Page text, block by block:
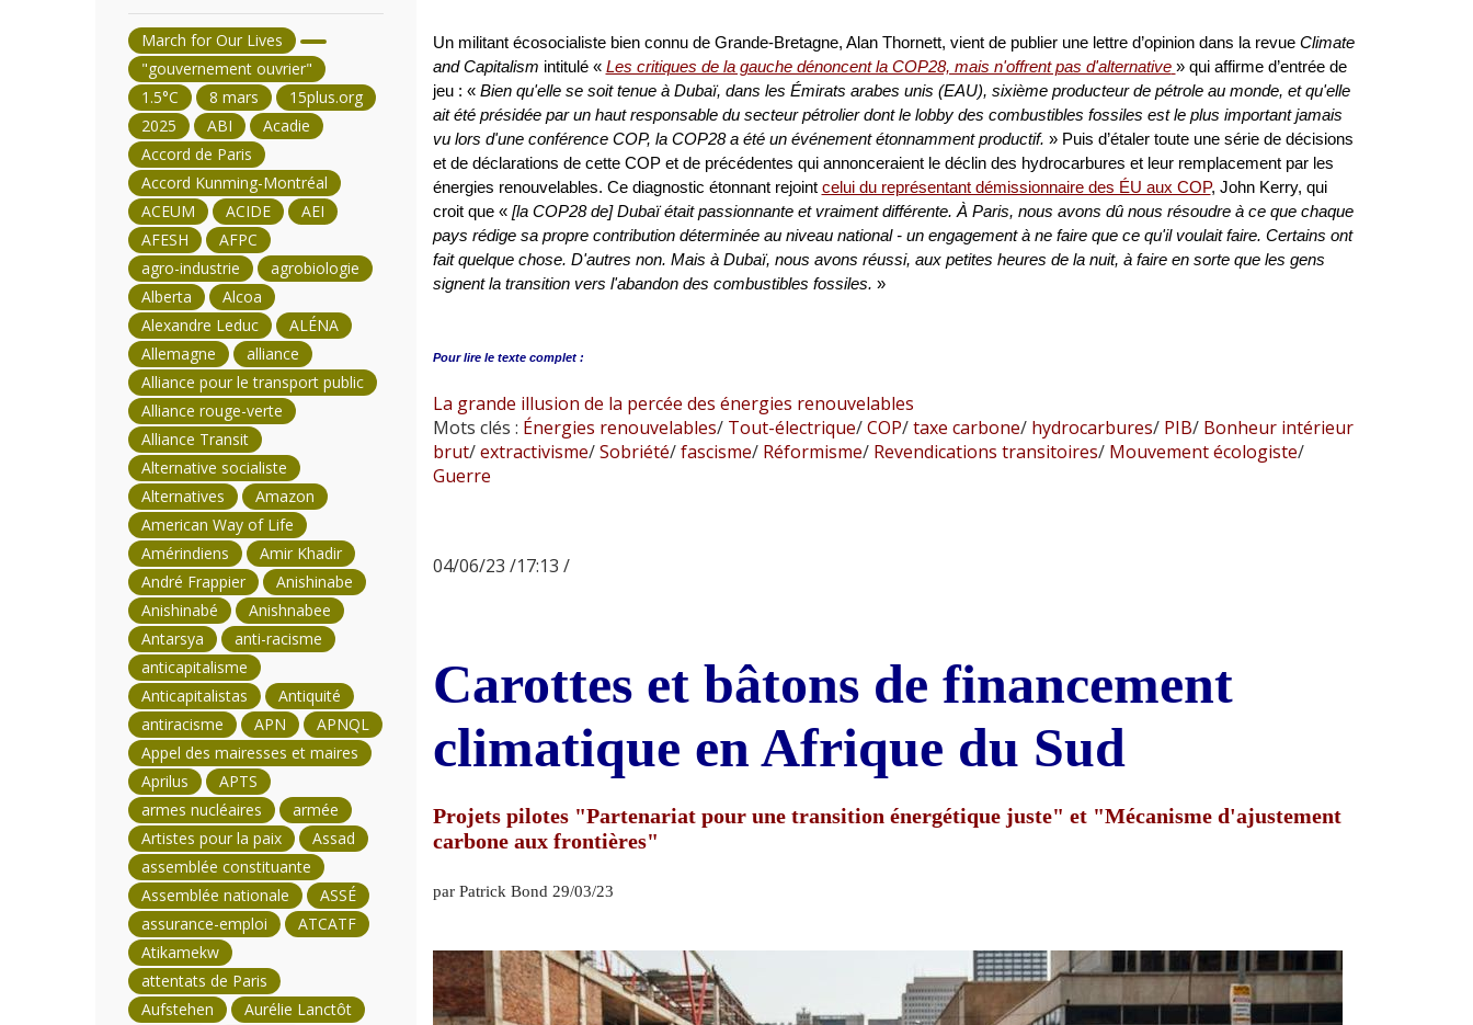
Un militant écosocialiste bien connu de Grande-Bretagne, Alan Thornett, vient de publier une lettre d’opinion dans la revue Climate
and Capitalism intitulé « Les critiques de la gauche dénoncent la COP28, mais n'offrent pas d'alternative » qui affirme d’entrée de
jeu : « Bien qu'elle se soit tenue à Dubaï, dans les Émirats arabes unis (EAU), sixième producteur de pétrole au monde, et qu'elle
ait été présidée par un haut responsable du secteur pétrolier dont le lobby des combustibles fossiles est le plus important jamais
vu lors d'une conférence COP, la COP28 a été un événement étonnamment productif. » Puis d’étaler toute une série de décisions
et de déclarations de cette COP et de précédentes qui annonceraient le déclin des hydrocarbures et leur remplacement par les
énergies renouvelables. Ce diagnostic étonnant rejoint celui du représentant démissionnaire des ÉU aux COP, John Kerry, qui
croit que « [la COP28 de] Dubaï était passionnante et vraiment différente. À Paris, nous avons dû nous résoudre à ce que chaque
pays rédige sa propre contribution déterminée au niveau national - un engagement à ne faire que ce qu'il voulait faire. Certains ont
fait quelque chose. D'autres non. Mais à Dubaï, nous avons réussi, aux petites heures de la nuit, à faire en sorte que les gens
signent la transition vers l'abandon des combustibles fossiles. »
Pour lire le texte complet :
La grande illusion de la percée des énergies renouvelables
Mots clés : Énergies renouvelables/Tout-électrique/COP/taxe carbone/hydrocarbures/PIB/Bonheur intérieur
brut/extractivisme/Sobriété/fascisme/Réformisme/Revendications transitoires/Mouvement écologiste/
Guerre
04/06/23 /17:13 /
Carottes et bâtons de financement
climatique en Afrique du Sud
Projets pilotes "Partenariat pour une transition énergétique juste" et "Mécanisme d'ajustement
carbone aux frontières"
par Patrick Bond 29/03/23
March for Our Lives
"gouvernement ouvrier"
1.5°C
8 mars
15plus.org
2025
ABI
Acadie
Accord de Paris
Accord Kunming-Montréal
ACEUM
ACIDE
AEI
AFESH
AFPC
agro-industrie
agrobiologie
Alberta
Alcoa
Alexandre Leduc
ALÉNA
Allemagne
alliance
Alliance pour le transport public
Alliance rouge-verte
Alliance Transit
Alternative socialiste
Alternatives
Amazon
American Way of Life
Amérindiens
Amir Khadir
André Frappier
Anishinabe
Anishinabé
Anishnabee
Antarsya
anti-racisme
anticapitalisme
Anticapitalistas
Antiquité
antiracisme
APN
APNQL
Appel des mairesses et maires
Aprilus
APTS
armes nucléaires
armée
Artistes pour la paix
Assad
assemblée constituante
Assemblée nationale
ASSÉ
assurance-emploi
ATCATF
Atikamekw
attentats de Paris
Aufstehen
Aurélie Lanctôt